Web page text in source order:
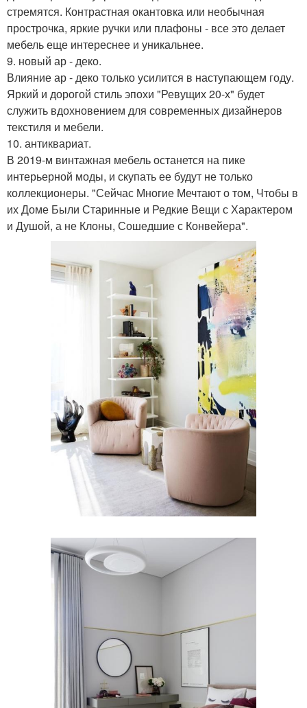
стремятся. Контрастная окантовка или необычная
прострочка, яркие ручки или плафоны - все это делает
мебель еще интереснее и уникальнее.
9. новый ар - деко.
Влияние ар - деко только усилится в наступающем году.
Яркий и дорогой стиль эпохи "Ревущих 20-х" будет
служить вдохновением для современных дизайнеров
текстиля и мебели.
10. антиквариат.
В 2019-м винтажная мебель останется на пике
интерьерной моды, и скупать ее будут не только
коллекционеры. "Сейчас Многие Мечтают о том, Чтобы в
их Доме Были Старинные и Редкие Вещи с Характером
и Душой, а не Клоны, Сошедшие с Конвейера".